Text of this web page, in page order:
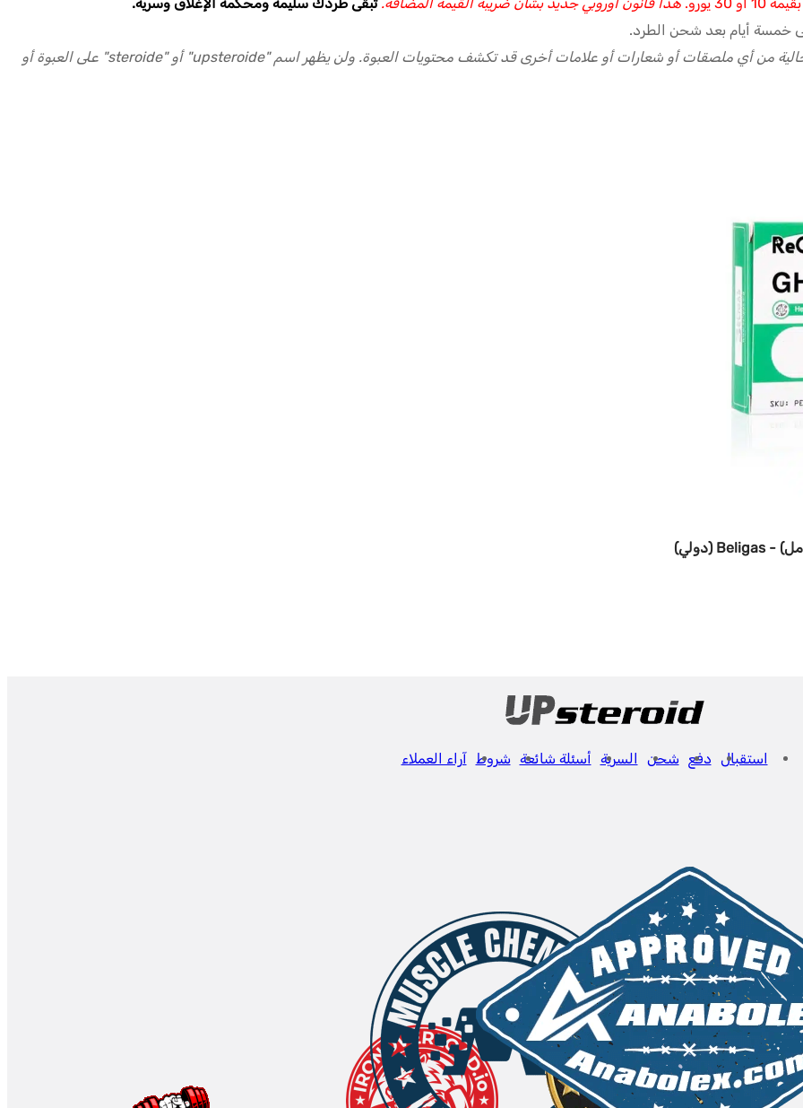
خمسة أيام بعد شحن الطرد.
ستتلقى منتجاتك في عبوة سرية لا علاقة لها بمحتويات طلبك، وخالية من أي ملصقات أو شعارات أو علامات أخرى قد تكشف محتويات العبوة. ولن يظهر اسم "upsteroide" أو "steroide" على العبوة أو
استقبال دفع شحن السرية أسئلة شائعة شروط آراء العملاء